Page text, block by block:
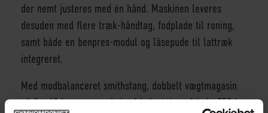
der nemt justeres med én hånd. Maskinen leveres
desuden med flere træk-håndtag, fodplade til roning,
samt både en benpres-modul og låsepude til lattræk
integreret.
Med modbalanceret smithstang, dobbelt vægtmagasin
på 2 x 68 kg og en maksimal belastning på hele 250 kg